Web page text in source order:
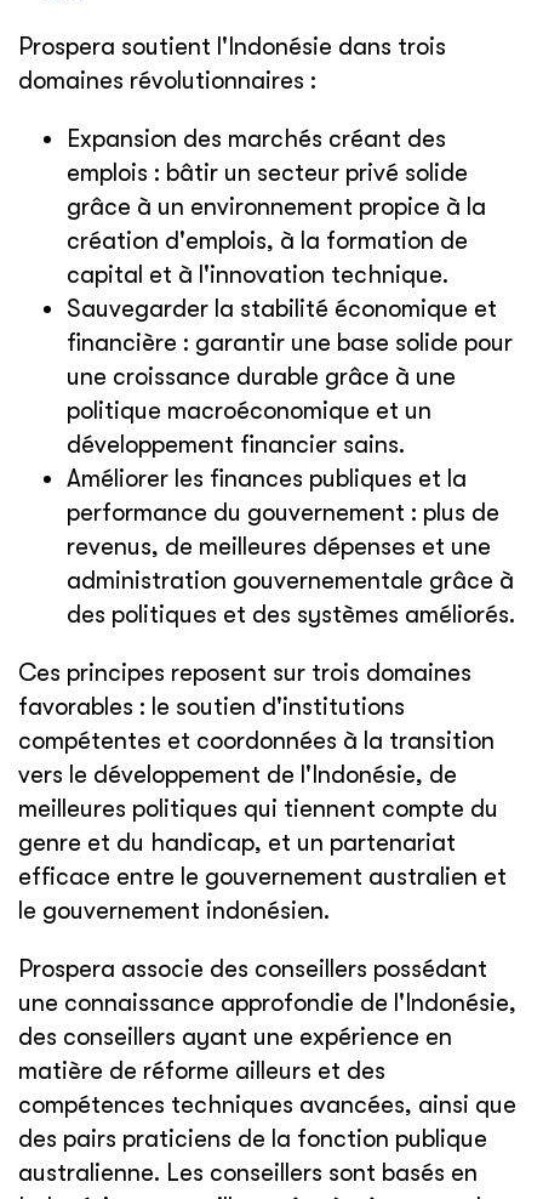
Prospera soutient l'Indonésie dans trois
domaines révolutionnaires :
Expansion des marchés créant des
emplois : bâtir un secteur privé solide
grâce à un environnement propice à la
création d'emplois, à la formation de
capital et à l'innovation technique.
Sauvegarder la stabilité économique et
financière : garantir une base solide pour
une croissance durable grâce à une
politique macroéconomique et un
développement financier sains.
Améliorer les finances publiques et la
performance du gouvernement : plus de
revenus, de meilleures dépenses et une
administration gouvernementale grâce à
des politiques et des systèmes améliorés.
Ces principes reposent sur trois domaines
favorables : le soutien d'institutions
compétentes et coordonnées à la transition
vers le développement de l'Indonésie, de
meilleures politiques qui tiennent compte du
genre et du handicap, et un partenariat
efficace entre le gouvernement australien et
le gouvernement indonésien.
Prospera associe des conseillers possédant
une connaissance approfondie de l'Indonésie,
des conseillers ayant une expérience en
matière de réforme ailleurs et des
compétences techniques avancées, ainsi que
des pairs praticiens de la fonction publique
australienne. Les conseillers sont basés en